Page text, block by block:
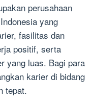
perusahaan
yang
fasilitas dan
positif, serta
yang luas. Bagi para
karier di bidang
tepat.